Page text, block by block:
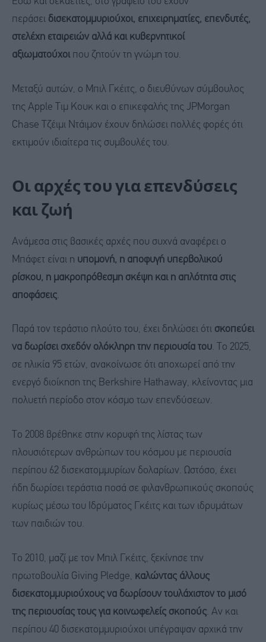
περάσει δισεκατομμυριούχοι, επιχειρηματίες, επενδυτές,
στελέχη εταιρειών αλλά και κυβερνητικοί
αξιωματούχοιπου ζητούν τη γνώμη του.
Μεταξύ αυτών, ο Μπιλ Γκέιτς, ο διευθύνων σύμβουλος
της Apple Τιμ Κουκ και ο επικεφαλής της JPMorgan
Chase Τζέιμι Ντάιμον έχουν δηλώσει πολλές φορές ότι
εκτιμούν ιδιαίτερα τις συμβουλές του.
Οι αρχές του για επενδύσεις
και ζωή
Ανάμεσα στις βασικές αρχές που συχνά αναφέρει ο
Μπάφετ είναι η υπομονή, η αποφυγή υπερβολικού
ρίσκου, η μακροπρόθεσμη σκέψη και η απλότητα στις
αποφάσεις.
Παρά τον τεράστιο πλούτο του, έχει δηλώσει ότι σκοπεύει
να δωρίσει σχεδόν ολόκληρη την περιουσία του. Το 2025,
σε ηλικία 95 ετών, ανακοίνωσε ότι αποχωρεί από την
ενεργό διοίκηση της Berkshire Hathaway, κλείνοντας μια
πολυετή περίοδο στον κόσμο των επενδύσεων.
Το 2008 βρέθηκε στην κορυφή της λίστας των
πλουσιότερων ανθρώπων του κόσμου με περιουσία
περίπου 62 δισεκατομμυρίων δολαρίων. Ωστόσο, έχει
ήδη δωρίσει τεράστια ποσά σε φιλανθρωπικούς σκοπούς
κυρίως μέσω του Ιδρύματος Γκέιτς και των ιδρυμάτων
των παιδιών του.
Το 2010, μαζί με τον Μπιλ Γκέιτς, ξεκίνησε την
πρωτοβουλία Giving Pledge, καλώντας άλλους
δισεκατομμυριούχους να δωρίσουν τουλάχιστον το μισό
της περιουσίας τους για κοινωφελείς σκοπούς. Αν και
περίπου 40 δισεκατομμυριούχοι υπέγραψαν αρχικά την